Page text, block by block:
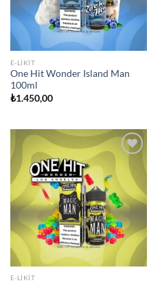
E-LIKIT
One Hit Wonder Island Man
100ml
₺1.450,00
wishlist
E-LIKIT